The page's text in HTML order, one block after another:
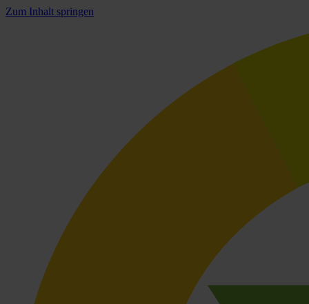
Zum Inhalt springen